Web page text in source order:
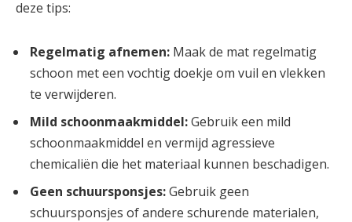
deze tips:
Regelmatig afnemen: Maak de mat regelmatig
schoon met een vochtig doekje om vuil en vlekken
te verwijderen.
Mild schoonmaakmiddel:Gebruik een mild
schoonmaakmiddel en vermijd agressieve
chemicaliën die het materiaal kunnen beschadigen.
Geen schuursponsjes:Gebruik geen
schuursponsjes of andere schurende materialen,